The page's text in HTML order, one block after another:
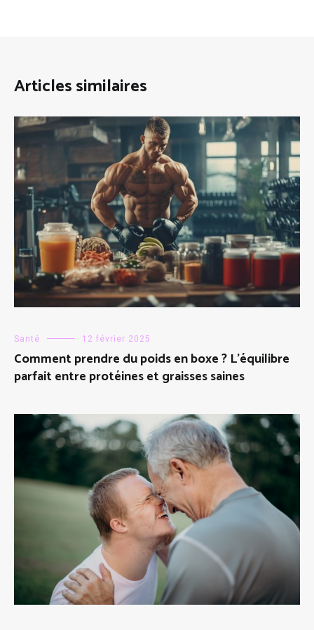
Articles similaires
Santé 12 février 2025
Comment prendre du poids en boxe ? L’équilibre
parfait entre protéines et graisses saines